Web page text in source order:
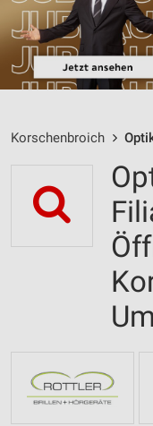
Korschenbroich